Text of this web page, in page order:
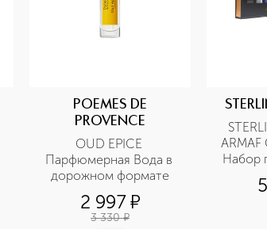
POEMES DE
PROVENCE
OUD EPICE
Парфюмерная Вода в
дорожном формате
2 997¤
3 330 ¤
ARMAF
Набор